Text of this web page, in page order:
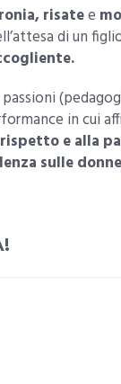
risatee
di un
in cui
e alla
sulle